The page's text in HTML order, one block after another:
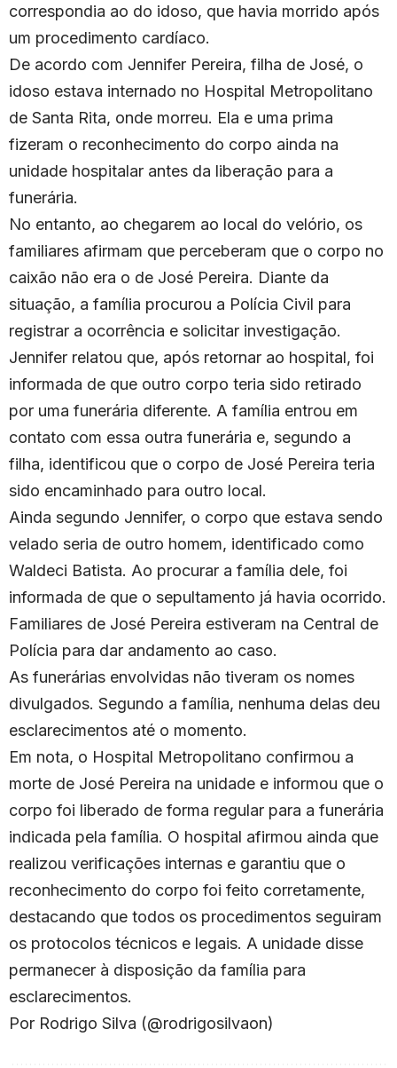
correspondia ao do idoso, que havia morrido após
um procedimento cardíaco.
De acordo com Jennifer Pereira, filha de José, o
idoso estava internado no Hospital Metropolitano
de Santa Rita, onde morreu. Ela e uma prima
fizeram o reconhecimento do corpo ainda na
unidade hospitalar antes da liberação para a
funerária.
No entanto, ao chegarem ao local do velório, os
familiares afirmam que perceberam que o corpo no
caixão não era o de José Pereira. Diante da
situação, a família procurou a Polícia Civil para
registrar a ocorrência e solicitar investigação.
Jennifer relatou que, após retornar ao hospital, foi
informada de que outro corpo teria sido retirado
por uma funerária diferente. A família entrou em
contato com essa outra funerária e, segundo a
filha, identificou que o corpo de José Pereira teria
sido encaminhado para outro local.
Ainda segundo Jennifer, o corpo que estava sendo
velado seria de outro homem, identificado como
Waldeci Batista. Ao procurar a família dele, foi
informada de que o sepultamento já havia ocorrido.
Familiares de José Pereira estiveram na Central de
Polícia para dar andamento ao caso.
As funerárias envolvidas não tiveram os nomes
divulgados. Segundo a família, nenhuma delas deu
esclarecimentos até o momento.
Em nota, o Hospital Metropolitano confirmou a
morte de José Pereira na unidade e informou que o
corpo foi liberado de forma regular para a funerária
indicada pela família. O hospital afirmou ainda que
realizou verificações internas e garantiu que o
reconhecimento do corpo foi feito corretamente,
destacando que todos os procedimentos seguiram
os protocolos técnicos e legais. A unidade disse
permanecer à disposição da família para
esclarecimentos.
Por Rodrigo Silva (@rodrigosilvaon)